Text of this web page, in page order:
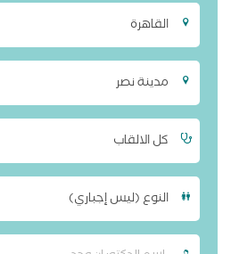
القاهرة
مدينة نصر
كل الالقاب
النوع (ليس إجباري)